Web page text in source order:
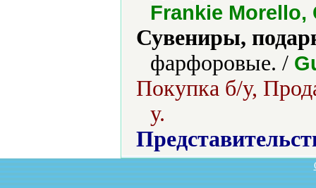
Frankie
Сувениры,
фарфоровые. /
Покупка б/у,
у.